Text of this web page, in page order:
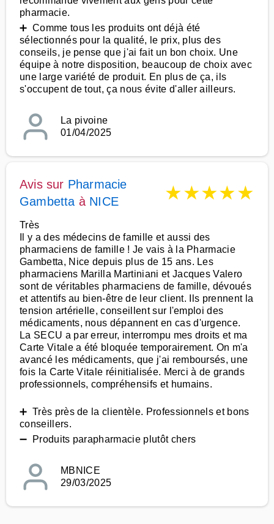
pharmacie.
➕ Comme tous les produits ont déjà été
sélectionnés pour la qualité, le prix, plus des
conseils, je pense que j'ai fait un bon choix. Une
équipe à notre disposition, beaucoup de choix avec
une large variété de produit. En plus de ça, ils
s'occupent de tout, ça nous évite d'aller ailleurs.
La pivoine
01/04/2025
Avis sur Pharmacie
Gambetta à NICE ★★★★★
Très
Il y a des médecins de famille et aussi des
pharmaciens de famille ! Je vais à la Pharmacie
Gambetta, Nice depuis plus de 15 ans. Les
pharmaciens Marilla Martiniani et Jacques Valero
sont de véritables pharmaciens de famille, dévoués
et attentifs au bien-être de leur client. Ils prennent la
tension artérielle, conseillent sur l'emploi des
médicaments, nous dépannent en cas d'urgence.
La SECU a par erreur, interrompu mes droits et ma
Carte Vitale a été bloquée temporairement. On m'a
avancé les médicaments, que j'ai remboursés, une
fois la Carte Vitale réinitialisée. Merci à de grands
professionnels, compréhensifs et humains.
➕ Très près de la clientèle. Professionnels et bons
conseillers.
➖ Produits parapharmacie plutôt chers
MBNICE
29/03/2025